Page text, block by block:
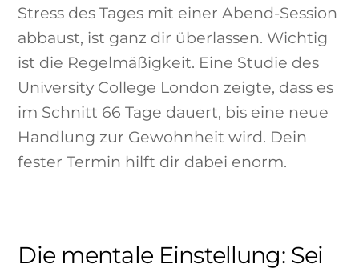
Stress des Tages mit einer Abend-Session
abbaust, ist ganz dir überlassen. Wichtig
ist die Regelmäßigkeit. Eine Studie des
University College London zeigte, dass es
im Schnitt 66 Tage dauert, bis eine neue
Handlung zur Gewohnheit wird. Dein
fester Termin hilft dir dabei enorm.
Die mentale Einstellung: Sei